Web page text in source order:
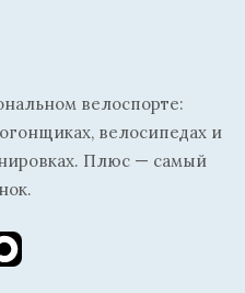
велоспорте:
велосипедах и
Плюс — самый